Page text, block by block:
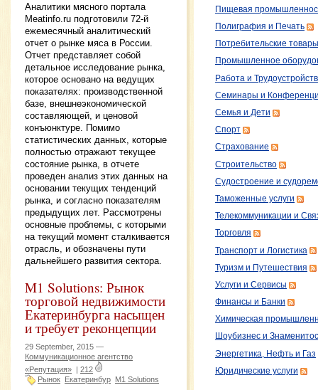
Аналитики мясного портала
Meatinfo.ru подготовили 72-й
ежемесячный аналитический
отчет о рынке мяса в России.
Отчет представляет собой
детальное исследование рынка,
которое основано на ведущих
показателях: производственной
базе, внешнеэкономической
составляющей, и ценовой
конъюнктуре. Помимо
статистических данных, которые
полностью отражают текущее
состояние рынка, в отчете
проведен анализ этих данных на
основании текущих тенденций
рынка, и согласно показателям
предыдущих лет. Рассмотрены
основные проблемы, с которыми
на текущий момент сталкивается
отрасль, и обозначены пути
дальнейшего развития сектора.
M1 Solutions: Рынок
торговой недвижимости
Екатеринбурга насыщен
и требует реконцепции
29 September, 2015 —
Коммуникационное агентство
«Репутация» | 212
Рынок Екатеринбур M1 Solutions
Пищевая
Полиграфия и Печать
Потребительские товары
Промышленное
Работа и
Семинары и
Семья и Дети
Спорт
Страхование
Строительство
Судостроение и
Таможенные услуги
Телекоммуникации и
Торговля
Транспорт и Логистика
Туризм и Путешествия
Услуги и Сервисы
Финансы и Банки
Химическая
Шоубизнес и
Энергетика, Нефть и Газ
Юридические услуги